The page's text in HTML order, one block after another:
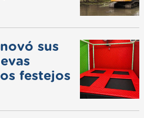
sus
festejos